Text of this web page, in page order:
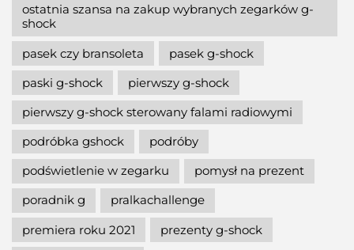
ostatnia szansa na zakup wybranych zegarków g-
shock
pasek czy bransoleta
pasek g-shock
paski g-shock
pierwszy g-shock
pierwszy g-shock sterowany falami radiowymi
podróbka gshock
podróby
podświetlenie w zegarku
pomysł na prezent
poradnik g
pralkachallenge
premiera roku 2021
prezenty g-shock